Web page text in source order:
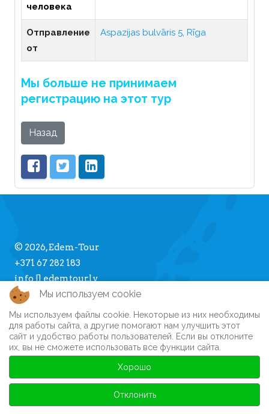
человека
Отправление
от
Aspazijas bulvāris 5, Rīga
Мы больше не принимаем
регистрацию на этот тур
Назад
© 2026, Edem-Tour
+371 67 282 183
info [] edemtour.lv
Про Edem-Tour
Памятка туристу
Часто задаваемые вопросы
Автобусные туры
Личный кабинет
Регистрация на сайте
Мы используем cookie
Мы используем файлы cookie. Некоторые из них необходимы
для работы сайта, а другие помогают нам улучшить этот
сайт и удобство работы пользователей. Если вы отклоните
их, вы не сможете использовать все функции сайта.
Хорошо
Отклонить